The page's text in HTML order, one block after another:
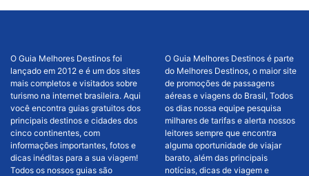
O Guia Melhores Destinos foi
lançado em 2012 e é um dos sites
mais completos e visitados sobre
turismo na internet brasileira. Aqui
você encontra guias gratuitos dos
principais destinos e cidades dos
cinco continentes, com
informações importantes, fotos e
dicas inéditas para a sua viagem!
Todos os nossos guias são
O Guia Melhores Destinos é parte
do Melhores Destinos, o maior site
de promoções de passagens
aéreas e viagens do Brasil, Todos
os dias nossa equipe pesquisa
milhares de tarifas e alerta nossos
leitores sempre que encontra
alguma oportunidade de viajar
barato, além das principais
notícias, dicas de viagem e